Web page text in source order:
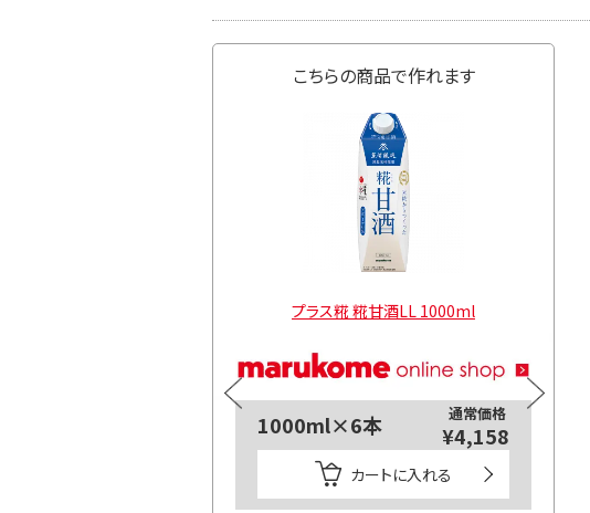
こちらの商品で作れます
プラス糀 糀甘酒LL 1000ml
1000ml×6本 通常価格
¥4,158
カートに入れる